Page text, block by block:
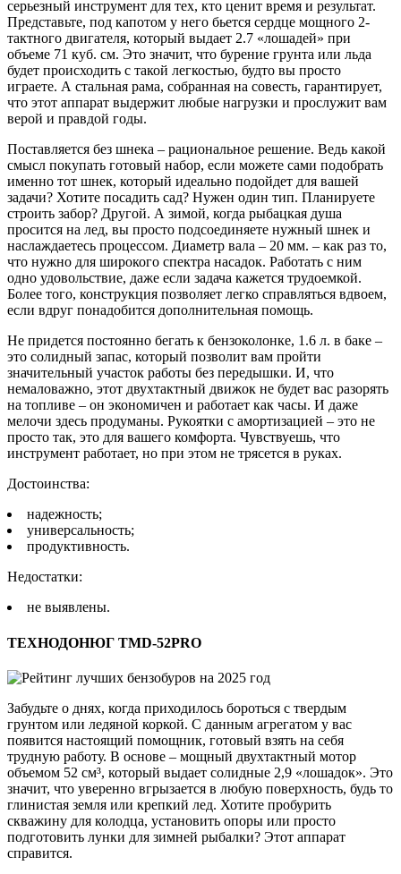
серьезный инструмент для тех, кто ценит время и результат.
Представьте, под капотом у него бьется сердце мощного 2-
тактного двигателя, который выдает 2.7 «лошадей» при
объеме 71 куб. см. Это значит, что бурение грунта или льда
будет происходить с такой легкостью, будто вы просто
играете. А стальная рама, собранная на совесть, гарантирует,
что этот аппарат выдержит любые нагрузки и прослужит вам
верой и правдой годы.
Поставляется без шнека – рациональное решение. Ведь какой
смысл покупать готовый набор, если можете сами подобрать
именно тот шнек, который идеально подойдет для вашей
задачи? Хотите посадить сад? Нужен один тип. Планируете
строить забор? Другой. А зимой, когда рыбацкая душа
просится на лед, вы просто подсоединяете нужный шнек и
наслаждаетесь процессом. Диаметр вала – 20 мм. – как раз то,
что нужно для широкого спектра насадок. Работать с ним
одно удовольствие, даже если задача кажется трудоемкой.
Более того, конструкция позволяет легко справляться вдвоем,
если вдруг понадобится дополнительная помощь.
Не придется постоянно бегать к бензоколонке, 1.6 л. в баке –
это солидный запас, который позволит вам пройти
значительный участок работы без передышки. И, что
немаловажно, этот двухтактный движок не будет вас разорять
на топливе – он экономичен и работает как часы. И даже
мелочи здесь продуманы. Рукоятки с амортизацией – это не
просто так, это для вашего комфорта. Чувствуешь, что
инструмент работает, но при этом не трясется в руках.
Достоинства:
надежность;
универсальность;
продуктивность.
Недостатки:
не выявлены.
ТЕХНОДОНЮГ TMD-52PRO
Забудьте о днях, когда приходилось бороться с твердым
грунтом или ледяной коркой. С данным агрегатом у вас
появится настоящий помощник, готовый взять на себя
трудную работу. В основе – мощный двухтактный мотор
объемом 52 см³, который выдает солидные 2,9 «лошадок». Это
значит, что уверенно вгрызается в любую поверхность, будь то
глинистая земля или крепкий лед. Хотите пробурить
скважину для колодца, установить опоры или просто
подготовить лунки для зимней рыбалки? Этот аппарат
справится.